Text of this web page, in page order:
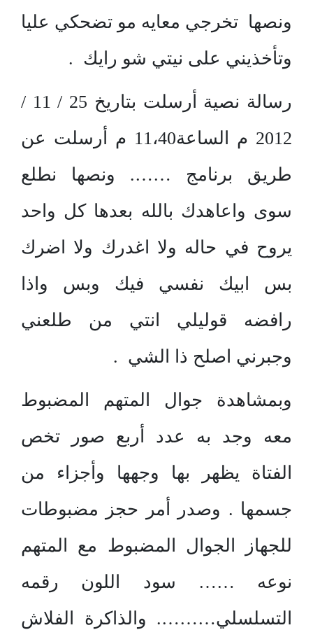
ونصها تخرجي معايه مو تضحكي عليا
وتأخذيني على نيتي شو رايك .
رسالة نصية أرسلت بتاريخ 25 / 11 /
2012 م الساعة11،40 م أرسلت عن
طريق برنامج ……. ونصها نطلع
سوى واعاهدك بالله بعدها كل واحد
يروح في حاله ولا اغدرك ولا اضرك
بس ابيك نفسي فيك وبس واذا
رافضه قوليلي انتي من طلعني
وجبرني اصلح ذا الشي .
وبمشاهدة جوال المتهم المضبوط
معه وجد به عدد أربع صور تخص
الفتاة يظهر بها وجهها وأجزاء من
جسمها . وصدر أمر حجز مضبوطات
للجهاز الجوال المضبوط مع المتهم
نوعه …… سود اللون رقمه
التسلسلي………. والذاكرة الفلاش